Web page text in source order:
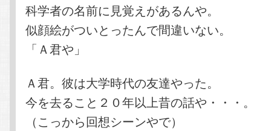
科学者の名前に見覚えがあるんや。
似顔絵がついとったんで間違いない。
「Ａ君や」
Ａ君。彼は大学時代の友達やった。
今を去ること２０年以上昔の話や・・・。
（こっから回想シーンやで）